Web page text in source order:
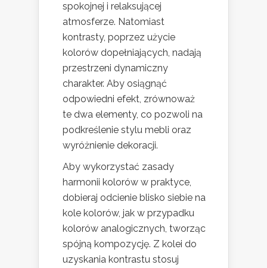
spokojnej i relaksującej
atmosferze. Natomiast
kontrasty, poprzez użycie
kolorów dopełniających, nadają
przestrzeni dynamiczny
charakter. Aby osiągnąć
odpowiedni efekt, zrównoważ
te dwa elementy, co pozwoli na
podkreślenie stylu mebli oraz
wyróżnienie dekoracji.
Aby wykorzystać zasady
harmonii kolorów w praktyce,
dobieraj odcienie blisko siebie na
kole kolorów, jak w przypadku
kolorów analogicznych, tworząc
spójną kompozycję. Z kolei do
uzyskania kontrastu stosuj